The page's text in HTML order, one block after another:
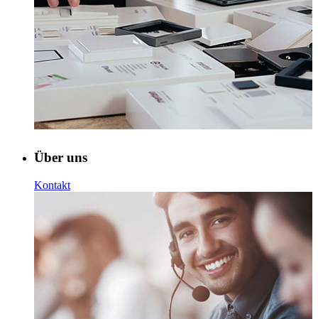
Über uns
Kontakt